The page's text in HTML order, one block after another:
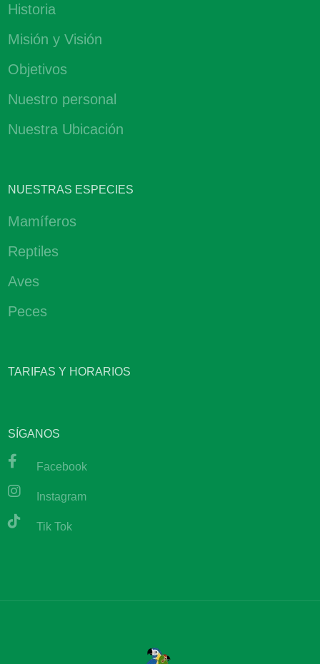
Historia
Misión y Visión
Objetivos
Nuestro personal
Nuestra Ubicación
NUESTRAS ESPECIES
Mamíferos
Reptiles
Aves
Peces
TARIFAS Y HORARIOS
SÍGANOS
Facebook
Instagram
Tik Tok